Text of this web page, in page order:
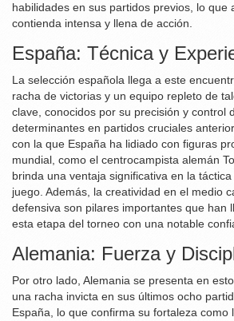
habilidades en sus partidos previos, lo que
contienda intensa y llena de acción.
España: Técnica y
La selección española llega a este
racha de victorias y un equipo repleto de
clave, conocidos por su precisión y control
determinantes en partidos cruciales
con la que España ha lidiado con figuras
mundial, como el centrocampista alemán
brinda una ventaja significativa en la
juego. Además, la creatividad en el medio
defensiva son pilares importantes que han
esta etapa del torneo con una notable
Alemania: Fuerza y
Por otro lado, Alemania se presenta en
una racha invicta en sus últimos ocho
España, lo que confirma su fortaleza como